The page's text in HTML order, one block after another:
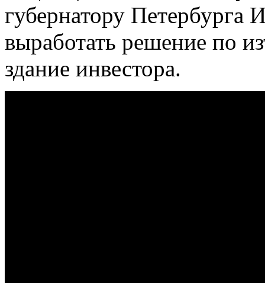
губернатору Петербурга
выработать решение по
здание инвестора.